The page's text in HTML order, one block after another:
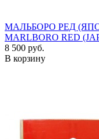
МАЛЬБОРО РЕД
MARLBORO RED
8 500 руб.
В корзину